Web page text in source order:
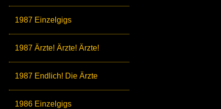
1987 Einzelgigs
1987 Ärzte! Ärzte! Ärzte!
1987 Endlich! Die Ärzte
1986 Einzelgigs